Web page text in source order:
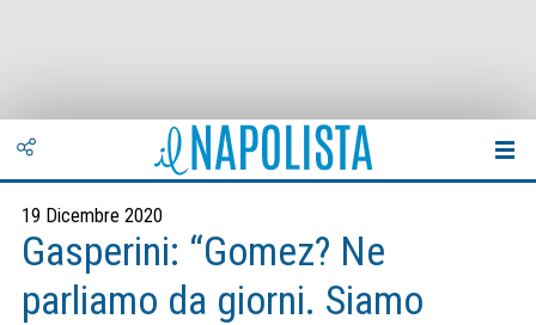
19 Dicembre 2020
Gasperini: “Gomez? Ne
parliamo da giorni. Siamo